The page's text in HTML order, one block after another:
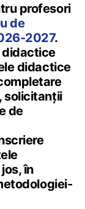
profesori
de
2027.
didactice
didactice
solicitanții
de
în